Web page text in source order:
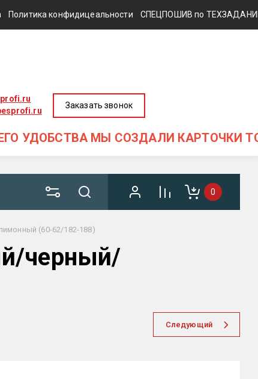
Политика конфидицеальности СПЕЦПОШИВ по
Заказать звонок
МЫ СОЗДАЛИ КАРТОЧКИ
0
(60-62/182-188)
черный/
Следующий